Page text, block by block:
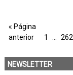
« Página
anterior
1 262
NEWSLETTER